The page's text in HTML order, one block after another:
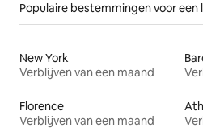
Populaire bestemmingen voor een
New York
Verblijven van een maand
Florence
Verblijven van een maand